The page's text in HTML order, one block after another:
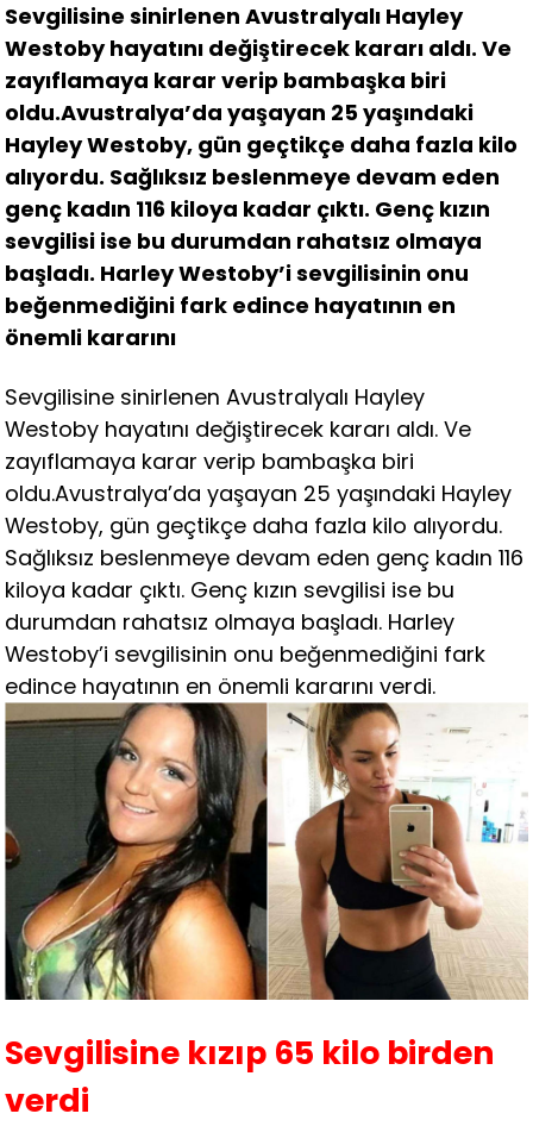
Sevgilisine sinirlenen Avustralyalı Hayley
Westoby hayatını değiştirecek kararı aldı. Ve
zayıflamaya karar verip bambaşka biri
oldu.Avustralya’da yaşayan 25 yaşındaki
Hayley Westoby, gün geçtikçe daha fazla kilo
alıyordu. Sağlıksız beslenmeye devam eden
genç kadın 116 kiloya kadar çıktı. Genç kızın
sevgilisi ise bu durumdan rahatsız olmaya
başladı. Harley Westoby’i sevgilisinin onu
beğenmediğini fark edince hayatının en
önemli kararını
Sevgilisine sinirlenen Avustralyalı Hayley
Westoby hayatını değiştirecek kararı aldı. Ve
zayıflamaya karar verip bambaşka biri
oldu.Avustralya’da yaşayan 25 yaşındaki Hayley
Westoby, gün geçtikçe daha fazla kilo alıyordu.
Sağlıksız beslenmeye devam eden genç kadın 116
kiloya kadar çıktı. Genç kızın sevgilisi ise bu
durumdan rahatsız olmaya başladı. Harley
Westoby’i sevgilisinin onu beğenmediğini fark
edince hayatının en önemli kararını verdi.
Sevgilisine kızıp 65 kilo birden
verdi